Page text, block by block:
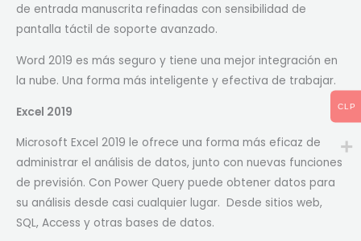
de entrada manuscrita refinadas con sensibilidad de
pantalla táctil de soporte avanzado.
Word 2019 es más seguro y tiene una mejor integración en
la nube. Una forma más inteligente y efectiva de trabajar.
Excel 2019
Microsoft Excel 2019 le ofrece una forma más eficaz de
administrar el análisis de datos, junto con nuevas funciones
de previsión. Con Power Query puede obtener datos para
su análisis desde casi cualquier lugar. Desde sitios web,
SQL, Access y otras bases de datos.
CLP